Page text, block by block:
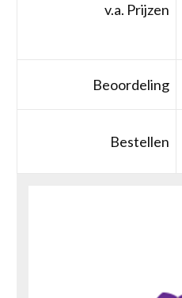
v.a. Prijzen
Beoordeling
Bestellen